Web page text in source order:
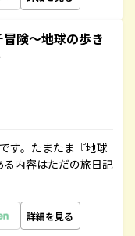
険～地球の歩き
す。たまたま『地球
内容はただの旅日記
詳細を見る